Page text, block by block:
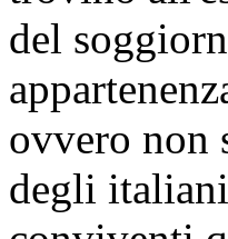
del
ovvero non
degli